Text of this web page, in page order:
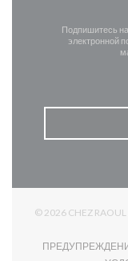
Подпишитесь
электронной
© 2026 CHEZ